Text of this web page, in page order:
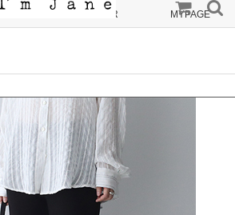
ORDER MYPAGE